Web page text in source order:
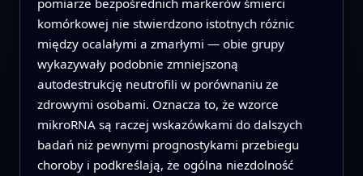
pomiarze bezpośrednich markerów śmierci
komórkowej nie stwierdzono istotnych różnic
między ocalałymi a zmarłymi — obie grupy
wykazywały podobnie zmniejszoną
autodestrukcję neutrofili w porównaniu ze
zdrowymi osobami. Oznacza to, że wzorce
mikroRNA są raczej wskazówkami do dalszych
badań niż pewnymi prognostykami przebiegu
choroby i podkreślają, że ogólna niezdolność